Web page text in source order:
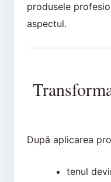
produsele
aspectul.
După aplicarea
tenul